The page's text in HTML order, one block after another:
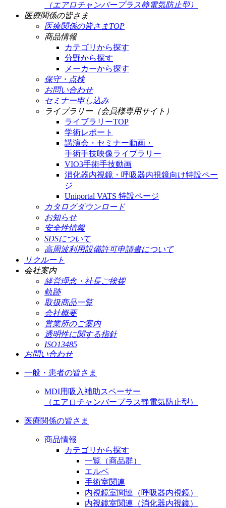
（エアロチャンバープラス静電気防止型）
医療関係の皆さま
医療関係の皆さまTOP
商品情報
カテゴリから探す
分野から探す
メーカーから探す
保守・点検
お問い合わせ
セミナー申し込み
ライブラリー（会員様専用サイト）
ライブラリーTOP
学術レポート
講演会・セミナー動画・
手術手技映像ライブラリー
VIO3手術手技動画
消化器内視鏡・呼吸器内視鏡向け特設ペー
ジ
Uniportal VATS 特設ページ
カタログダウンロード
お知らせ
安全性情報
SDSについて
高周波利用設備許可申請書について
リクルート
会社案内
経営理念・社長ご挨拶
軌跡
取扱商品一覧
会社概要
営業所のご案内
透明性に関する指針
ISO13485
お問い合わせ
一般・患者の皆さま
MDI用吸入補助スペーサー
（エアロチャンバープラス静電気防止型）
医療関係の皆さま
商品情報
カテゴリから探す
一覧（商品群）
エルベ
手術室関連
内視鏡室関連（呼吸器内視鏡）
内視鏡室関連（消化器内視鏡）